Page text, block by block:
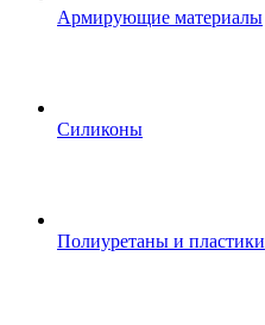
Армирующие материалы
Силиконы
Полиуретаны и пластики